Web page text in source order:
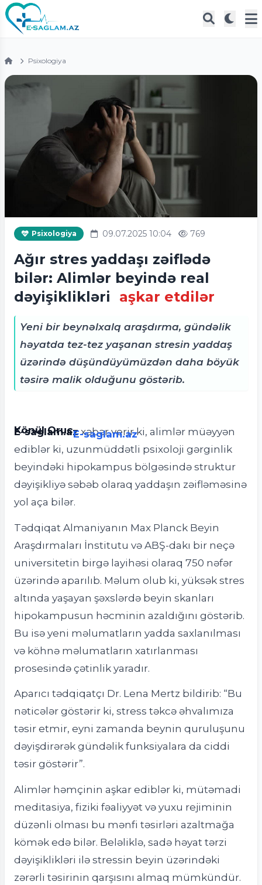
Psixologiya
Psixologiya 09.07.2025 10:04 769
Ağır stres yaddaşı zəiflədə
bilər: Alimlər beyində real
dəyişiklikləri
aşkar etdilər
Yeni bir beynəlxalq araşdırma, gündəlik
həyatda tez-tez yaşanan stresin yaddaş
üzərində düşündüyümüzdən daha böyük
təsirə malik olduğunu göstərib.
E-saglam.azxəbər verir ki, alimlər müəyyən
ediblər ki, uzunmüddətli psixoloji gərginlik
beyindəki hipokampus bölgəsində struktur
dəyişikliyə səbəb olaraq yaddaşın zəifləməsinə
yol aça bilər.
Tədqiqat Almaniyanın Max Planck Beyin
Araşdırmaları İnstitutu və ABŞ-dakı bir neçə
universitetin birgə layihəsi olaraq 750 nəfər
üzərində aparılıb. Məlum olub ki, yüksək stres
altında yaşayan şəxslərdə beyin skanları
hipokampusun həcminin azaldığını göstərib.
Bu isə yeni məlumatların yadda saxlanılması
və köhnə məlumatların xatırlanması
prosesində çətinlik yaradır.
Aparıcı tədqiqatçı Dr. Lena Mertz bildirib: “Bu
nəticələr göstərir ki, stress təkcə əhvalımıza
təsir etmir, eyni zamanda beynin quruluşunu
dəyişdirərək gündəlik funksiyalara da ciddi
təsir göstərir”.
Alimlər həmçinin aşkar ediblər ki, mütəmadi
meditasiya, fiziki fəaliyyət və yuxu rejiminin
düzənli olması bu mənfi təsirləri azaltmağa
kömək edə bilər. Beləliklə, sadə həyat tərzi
dəyişiklikləri ilə stressin beyin üzərindəki
zərərli təsirinin qarşısını almaq mümkündür.
Könül OrucE-saglam.az